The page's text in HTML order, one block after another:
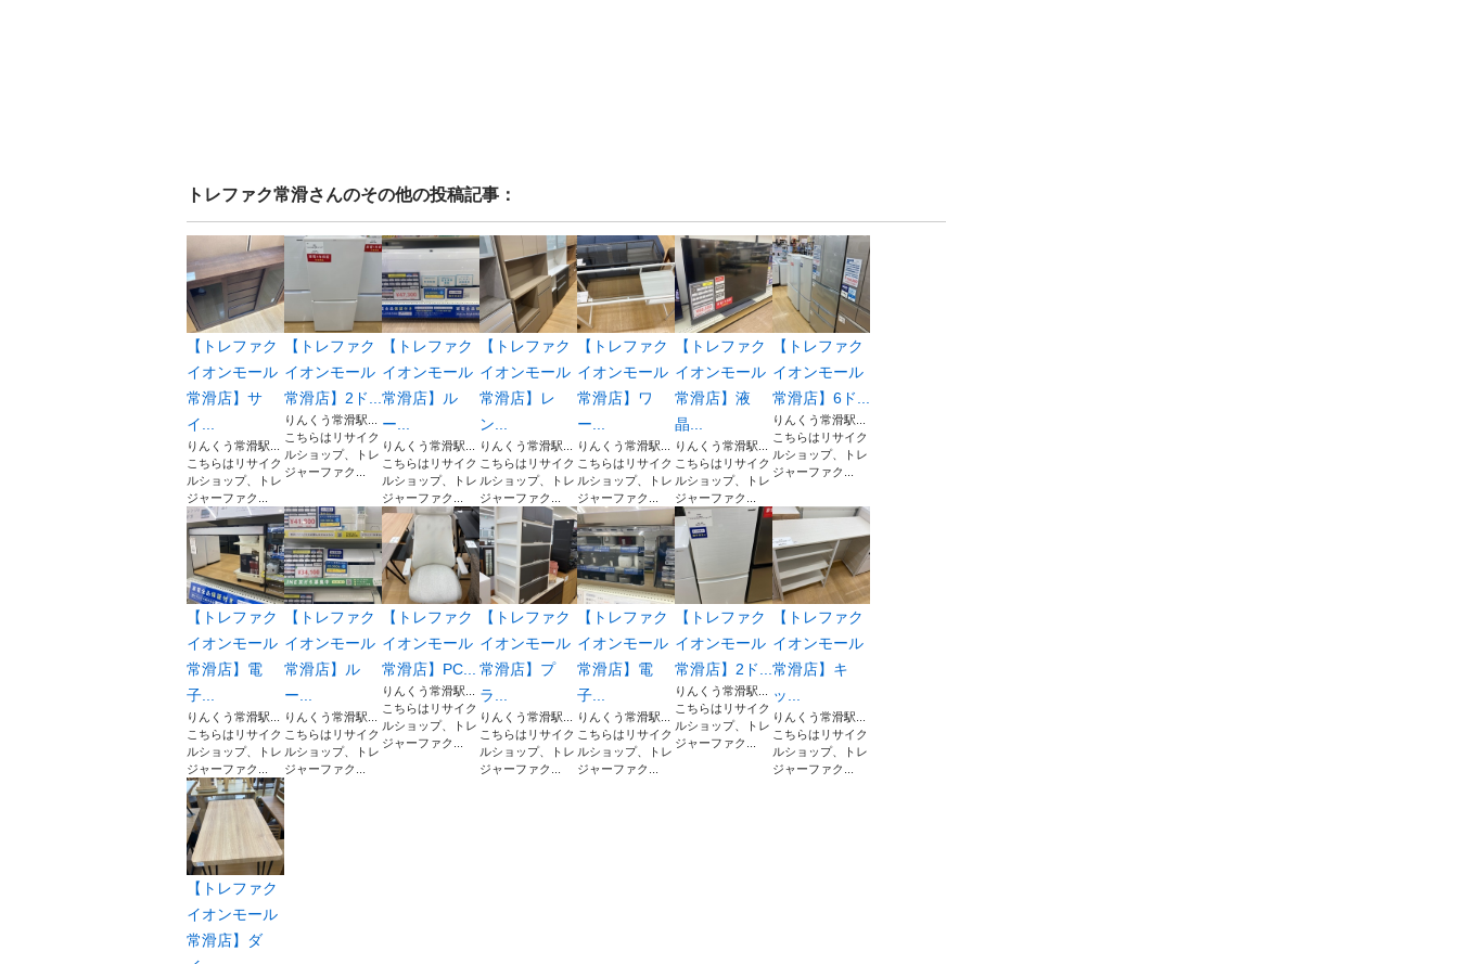
トレファク常滑さんのその他の投稿記事：
【トレファク
イオンモール
常滑店】サ
イ...
りんくう常滑駅...
こちらはリサイク
ルショップ、トレ
ジャーファク...
【トレファク
イオンモール
常滑店】2ド...
りんくう常滑駅...
こちらはリサイク
ルショップ、トレ
ジャーファク...
【トレファク
イオンモール
常滑店】ル
ー...
りんくう常滑駅...
こちらはリサイク
ルショップ、トレ
ジャーファク...
【トレファク
イオンモール
常滑店】レ
ン...
りんくう常滑駅...
こちらはリサイク
ルショップ、トレ
ジャーファク...
【トレファク
イオンモール
常滑店】ワ
ー...
りんくう常滑駅...
こちらはリサイク
ルショップ、トレ
ジャーファク...
【トレファク
イオンモール
常滑店】液
晶...
りんくう常滑駅...
こちらはリサイク
ルショップ、トレ
ジャーファク...
【トレファク
イオンモール
常滑店】6ド...
りんくう常滑駅...
こちらはリサイク
ルショップ、トレ
ジャーファク...
【トレファク
イオンモール
常滑店】電
子...
りんくう常滑駅...
こちらはリサイク
ルショップ、トレ
ジャーファク...
【トレファク
イオンモール
常滑店】ル
ー...
りんくう常滑駅...
こちらはリサイク
ルショップ、トレ
ジャーファク...
【トレファク
イオンモール
常滑店】PC...
りんくう常滑駅...
こちらはリサイク
ルショップ、トレ
ジャーファク...
【トレファク
イオンモール
常滑店】プ
ラ...
りんくう常滑駅...
こちらはリサイク
ルショップ、トレ
ジャーファク...
【トレファク
イオンモール
常滑店】電
子...
りんくう常滑駅...
こちらはリサイク
ルショップ、トレ
ジャーファク...
【トレファク
イオンモール
常滑店】2ド...
りんくう常滑駅...
こちらはリサイク
ルショップ、トレ
ジャーファク...
【トレファク
イオンモール
常滑店】キ
ッ...
りんくう常滑駅...
こちらはリサイク
ルショップ、トレ
ジャーファク...
【トレファク
イオンモール
常滑店】ダ